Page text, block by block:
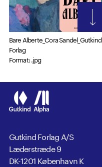
Bare Alberte_Cora Sandel_Gutkind
Forlag
Format: .jpg
Gutkind Forlag A/S
Læderstræde 9
DK-1201 København K